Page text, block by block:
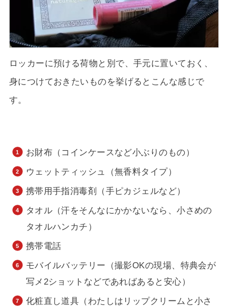
ロッカーに預ける荷物と別で、手元に置いておく、
身につけておきたいものを挙げるとこんな感じで
す。
お財布（コインケースなど小ぶりのもの）
ウェットティッシュ（無香料タイプ）
携帯用手指消毒剤（手ピカジェルなど）
タオル（汗をそんなにかかないなら、小さめの
タオルハンカチ）
携帯電話
モバイルバッテリー（撮影OKの現場、特典会が
写メ2ショットなどであればあると安心）
化粧直し道具（わたしはリップクリームと小さ